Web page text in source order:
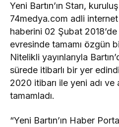
Yeni Bartın’ın Starı,
74medya.com adli
haberini 02 Şubat 2018’de
evresinde tamamı özgün
Nitelikli yayınlarıyla
sürede itibarlı bir yer
2020 itibarı ile yeni adı
tamamladı.
“Yeni Bartın’ın Haber